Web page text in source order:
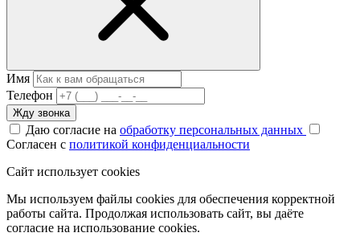
Имя
Телефон
Жду звонка
Даю согласие на обработку персональных данных
Согласен с политикой конфиденциальности
Сайт использует cookies
Мы используем файлы cookies для обеспечения корректной
работы сайта. Продолжая использовать сайт, вы даёте
согласие на использование cookies.